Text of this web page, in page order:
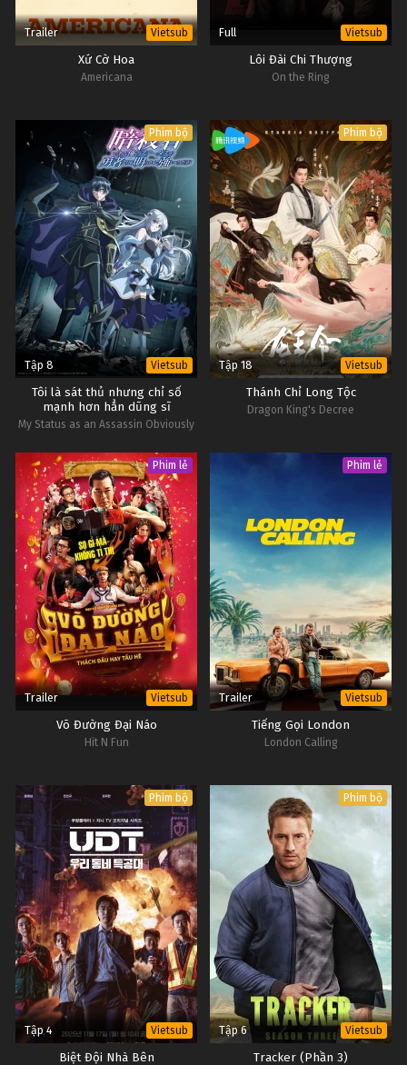
Trailer Vietsub
Xứ Cờ Hoa
Americana
Full Vietsub
Lôi Đài Chi Thượng
On the Ring
Phim bộ
Tập 8 Vietsub
Tôi là sát thủ nhưng chỉ số
mạnh hơn hẳn dũng sĩ
My Status as an Assassin Obviously
Phim bộ
Tập 18 Vietsub
Thánh Chỉ Long Tộc
Dragon King's Decree
Phim lẻ
Trailer Vietsub
Võ Đường Đại Náo
Hit N Fun
Phim lẻ
Trailer Vietsub
Tiếng Gọi London
London Calling
Phim bộ
Tập 4 Vietsub
Biệt Đội Nhà Bên
Phim bộ
Tập 6 Vietsub
Tracker (Phần 3)